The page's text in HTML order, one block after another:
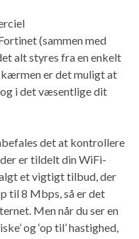
(sammen med
alt styres fra en enkelt
er det muligt at
i det væsentlige dit
det at kontrollere
er tildelt din WiFi-
et vigtigt tilbud, der
til 8 Mbps, så er det
Men når du ser en
og ‘op til’ hastighed,